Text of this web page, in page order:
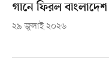
গানে ফিরল বাংলাদেশ
২৯ জুলাই ২০২৬